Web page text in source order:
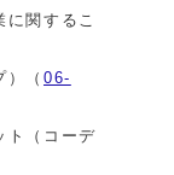
関するこ
）（ 06-
ト（コーデ